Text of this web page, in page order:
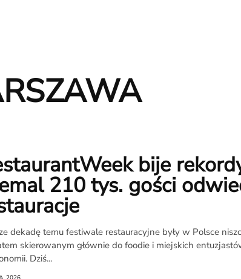
O
bije
210 tys. gości
dekadę temu festiwale restauracyjne były w Polsce
skierowanym głównie do foodie i miejskich
Dziś...